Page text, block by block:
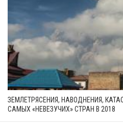
ЗЕМЛЕТРЯСЕНИЯ, НАВОДНЕНИЯ,
САМЫХ «НЕВЕЗУЧИХ» СТРАН В 2018